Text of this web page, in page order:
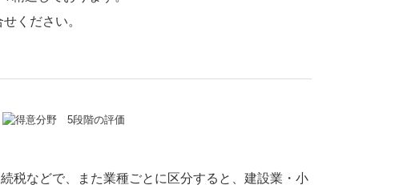
ください。
税などで、
また業種ごとに区分すると、建設業・小